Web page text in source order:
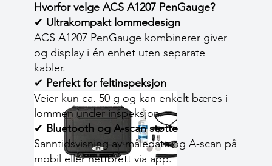
Hvorfor velge ACS A1207 PenGauge?
✔ Ultrakompakt lommedesign
ACS A1207 PenGauge kombinerer giver
og display i én enhet uten separate
kabler.
✔ Perfekt for feltinspeksjon
Veier kun ca. 50 g og kan enkelt bæres i
lommen under inspeksjon.
✔ Bluetooth og A-scan støtte
Sanntidsvisning av måledata og A-scan på
mobil eller nettbrett via app.